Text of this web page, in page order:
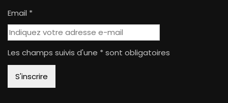
Email *
Les champs suivis d'une * sont obligatoires